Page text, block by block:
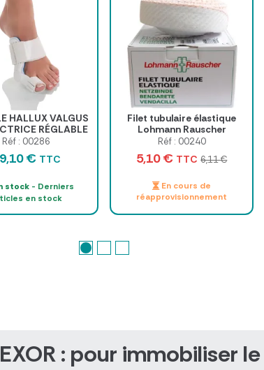
HALLUX VALGUS
RÉGLABLE
- taille unique
Réf : 00286
€ TTC
stock - Derniers
en stock
Filet tubulaire élastique
Lohmann Rauscher
Réf : 00240
5,10 € TTC 6,11 €
En cours de
réapprovisionnement
: pour immobiliser